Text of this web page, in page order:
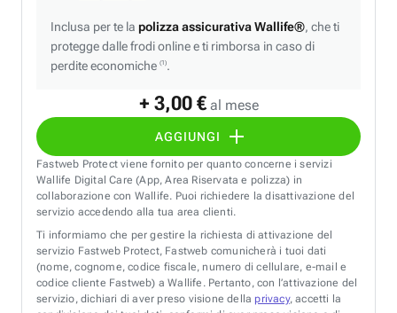
+ 3,00 € al mese
AGGIUNGI
Inclusa per te la polizza assicurativa Wallife®, che ti
protegge dalle frodi online e ti rimborsa in caso di
perdite economiche (1).
Fastweb Protect viene fornito per quanto concerne i servizi
Wallife Digital Care (App, Area Riservata e polizza) in
collaborazione con Wallife. Puoi richiedere la disattivazione del
servizio accedendo alla tua area clienti.
Ti informiamo che per gestire la richiesta di attivazione del
servizio Fastweb Protect, Fastweb comunicherà i tuoi dati
(nome, cognome, codice fiscale, numero di cellulare, e-mail e
codice cliente Fastweb) a Wallife. Pertanto, con l’attivazione del
servizio, dichiari di aver preso visione della privacy, accetti la